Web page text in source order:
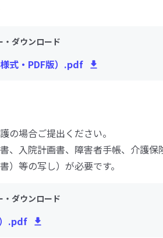
ダウンロード
式・PDF版）.pdf
の場合ご提出ください。
、入院計画書、障害者手帳、介護保
）等の写し）が必要です。
ダウンロード
.pdf